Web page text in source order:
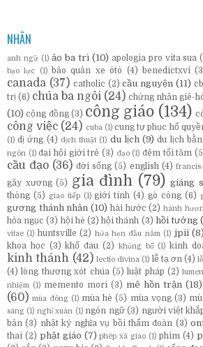
NHÃN
anh ngữ (1) ảo ba trì (10) apologia pro vita sua
bạo lực (1) bảo quản xe ôtô (4) benedictxvi
canada (37) catholic (2) cầu nguyện (11)
trị (6) chúa ba ngôi (24) chứng nhân giê-
(10) cộng đồng (3) công giáo (134)
công việc (24) cuba (1) cung tự phục hổ
(1) dị ứng (4) dịch thuật (1) du lịch (9) du lịch
ngôn (1) đại hội giới trẻ (3) đạo (1) đêm tối tăm
cầu đạo (36) đời sống (5) english (4)
gãy xương (5) gia đình (79) giáng
thông (5) giao tiếp (1) giới tính (4) gò công (6)
gương thánh nhân (10) hài hước (2) hành
hỏa ngục (3) hội hè (2) hội thánh (3) hồi tưởng
vitae (1) huntsville (2) hứa hẹn đầu năm (1) jpii (8)
khoa học (3) khổ đau (2) khủng bố (1) kinh
kinh thánh (42) lectio divina (1) lễ tạ ơn (4)
(4) lòng thương xót chúa (5) luật pháp (2)
nhiệm
(1) memento mori (3) mê hồn trận (18)
(60) mùa đông (1) mùa hè (5) mùa vọng (3)
sáng (1) nghỉ xuân (1) ngôn ngữ (3) người việt
bản (3) nhật ký nghĩa vụ bồi thẩm đoàn (3)
thai (2) phật giáo (7) phép xã giao (1) phim (4)